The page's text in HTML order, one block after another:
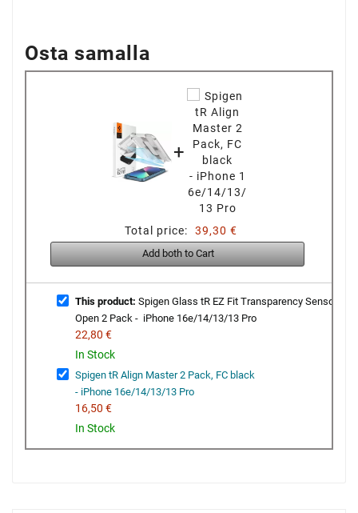
Osta samalla
+
Total price: 39,30 €
Add both to Cart
This product: Spigen Glass tR EZ Fit Transparency Sensor
Open 2 Pack - iPhone 16e/14/13/13 Pro
22,80 €
In Stock
Spigen tR Align Master 2 Pack, FC black
- iPhone 16e/14/13/13 Pro
16,50 €
In Stock